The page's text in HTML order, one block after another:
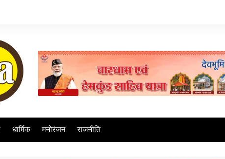
धार्मिक मनोरंजन राजनीति